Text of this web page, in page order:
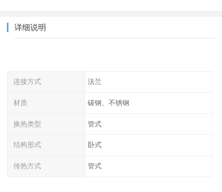
详细说明
连接方式 法兰
材质 碳钢、不锈钢
换热类型 管式
结构形式 卧式
传热方式 管式